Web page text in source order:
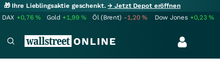
🎁 Ihre Lieblingsaktie geschenkt.→ Jetzt Depot eröffnen
DAX +0,76% Gold +1,99% Öl (Brent) -1,20% Dow Jones +0,23%